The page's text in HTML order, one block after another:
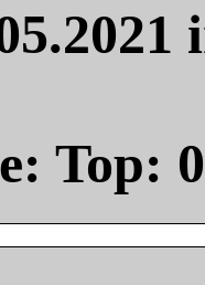
Top: 0